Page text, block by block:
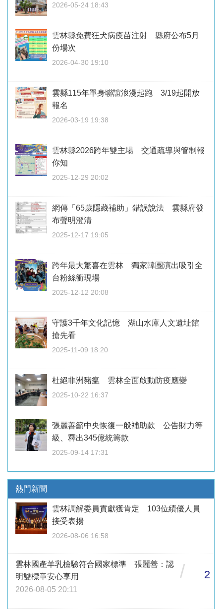
2026-05-24 18:43
雲林縣免費狂犬病疫苗注射 縣府公布5月
份場次
2026-04-30 19:10
雲縣115年單身聯誼浪漫起跑 3/19起開放
報名
2026-03-19 19:38
雲林縣2026跨年雙主場 交通疏導與管制報
你知
2025-12-29 20:02
網傳「65歲隱藏補助」錯誤說法 雲縣府發
布聲明澄清
2025-12-17 19:05
跨年最大驚喜在雲林 獨家韓團演出吸引全
台粉絲衝現場
2025-12-12 20:08
守護3千年文化記憶 湖山水庫人文遺址館
搶先看
2025-11-09 18:20
杜絕非洲豬瘟 雲林全面啟動防疫應變
2025-10-22 16:37
張麗善籲中央恢復一般補助款 公告財力等
級、釋出345億統籌款
2025-09-14 17:31
熱門新聞
雲林調解委員貢獻獲肯定 103位績優人員
接受表揚
2026-08-06 16:58
雲林國產羊乳檢驗符合國家標準 張麗善：認
明雙標章安心享用
2026-08-05 20:11
/ 2